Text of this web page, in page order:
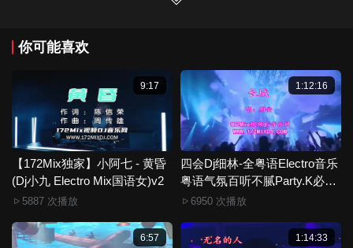
保证高清晰。
3.如果你喜欢 《【Dj旺仔Edit】旺仔小乔 - 堕(Dj炮哥
ProgHouse Mix国语女)》，赶快介绍给你的朋友，一起来分
享！
4.如果您发现 《【Dj旺仔Edit】旺仔小乔 - 堕(Dj炮哥
ProgHouse Mix国语女)》视频存在分类错误，清晰度不够或无
法播放的问题，请点击这里进行 我要纠错， 谢谢！
5.172Mix舞曲视频网禁止发布违规违法的信息，若您发现有相
关违规违法内容，请点击这里进行 举报投诉 ，一旦核实，平台
6.本站音视频文件部分由用户上传发布，其版权归原作者所
你可能喜欢
9:17
【172Mix独家】小阿七 - 黄昏
(Dj小九 Electro Mix国语女)v2
5887 次播放
1:12:16
四会Dj细林-全粤语Electro音乐
粤语气氛百听不腻Party.K必备
专辑172Mix串烧
6950 次播放
6:57 1:14:33